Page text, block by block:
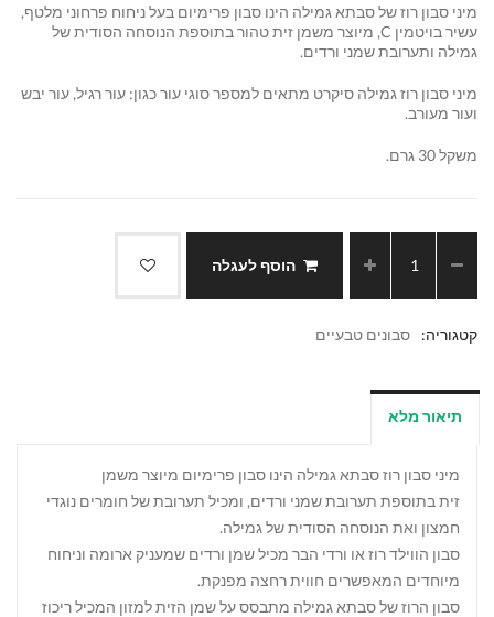
מיני סבון רוז של סבתא גמילה הינו סבון פרימיום בעל ניחוח פרחוני מלטף,
עשיר בויטמין C, מיוצר משמן זית טהור בתוספת הנוסחה הסודית של
גמילה ותערובת שמני ורדים.
מיני סבון רוז גמילה סיקרט מתאים למספר סוגי עור כגון: עור רגיל, עור יבש
ועור מעורב.
משקל 30 גרם.
הוסף לעגלה
קטגוריה: סבונים טבעיים
תיאור מלא
מיני סבון רוז סבתא גמילה הינו סבון פרימיום מיוצר משמן
זית בתוספת תערובת שמני ורדים, ומכיל תערובת של חומרים נוגדי
חמצון ואת הנוסחה הסודית של גמילה.
סבון הווילד רוז או ורדי הבר מכיל שמן ורדים שמעניק ארומה וניחוח
מיוחדים המאפשרים חווית רחצה מפנקת.
סבון הרוז של סבתא גמילה מתבסס על שמן הזית למזון המכיל ריכוז